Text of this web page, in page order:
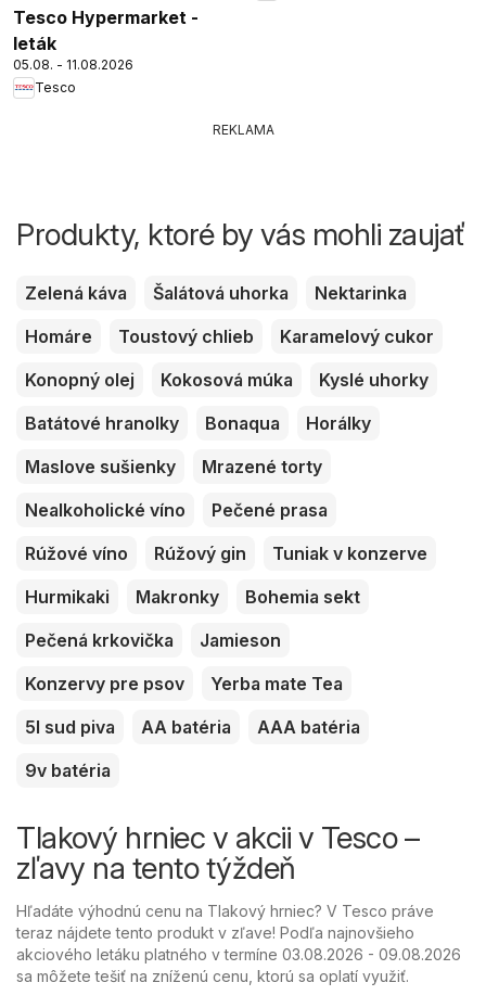
Tesco Hypermarket -
leták
05.08. - 11.08.2026
Tesco
REKLAMA
Produkty, ktoré by vás mohli zaujať
Zelená káva Šalátová uhorka
Nektarinka
Homáre
Toustový chlieb
Karamelový cukor
Konopný olej
Kokosová múka
Kyslé uhorky
Batátové hranolky
Bonaqua
Horálky
Maslove sušienky
Mrazené torty
Nealkoholické víno
Pečené prasa
Rúžové víno
Rúžový gin
Tuniak v konzerve
Hurmikaki
Makronky
Bohemia sekt
Pečená krkovička
Jamieson
Konzervy pre psov
Yerba mate Tea
5l sud piva
AA batéria
AAA batéria
9v batéria
Tlakový hrniec v akcii v Tesco –
zľavy na tento týždeň
Hľadáte výhodnú cenu na Tlakový hrniec? V Tesco práve
teraz nájdete tento produkt v zľave! Podľa najnovšieho
akciového letáku platného v termíne 03.08.2026 - 09.08.2026
sa môžete tešiť na zníženú cenu, ktorú sa oplatí využiť.